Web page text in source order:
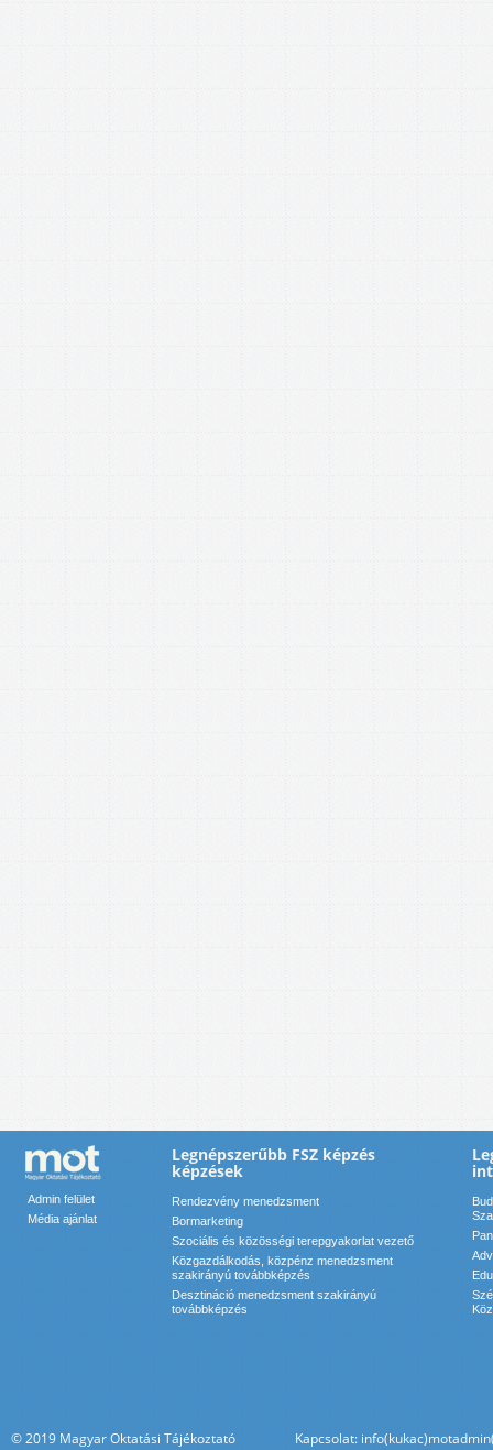
Admin felület
Média ajánlat
Legnépszerűbb FSZ képzés
képzések
Rendezvény menedzsment
Bormarketing
Szociális és közösségi terepgyakorlat vezető
Közgazdálkodás, közpénz menedzsment
szakirányú továbbképzés
Desztináció menedzsment szakirányú
továbbképzés
© 2019 Magyar Oktatási Tájékoztató Kapcsolat: